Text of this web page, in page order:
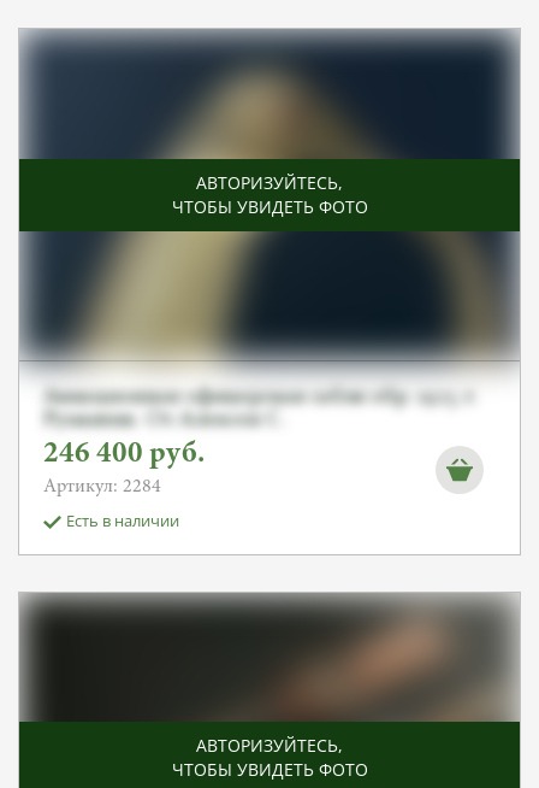
АВТОРИЗУЙТЕСЬ,
ЧТОБЫ УВИДЕТЬ ФОТО
Авиационная офицерская сабля обр. 1925 г.
Румыния. От Алексея С.
246 400 руб.
Артикул: 2284
Есть в наличии
АВТОРИЗУЙТЕСЬ,
ЧТОБЫ УВИДЕТЬ ФОТО